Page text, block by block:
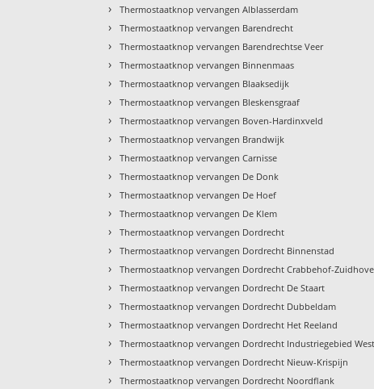
› Thermostaatknop vervangen Alblasserdam
› Thermostaatknop vervangen Barendrecht
› Thermostaatknop vervangen Barendrechtse Veer
› Thermostaatknop vervangen Binnenmaas
› Thermostaatknop vervangen Blaaksedijk
› Thermostaatknop vervangen Bleskensgraaf
› Thermostaatknop vervangen Boven-Hardinxveld
› Thermostaatknop vervangen Brandwijk
› Thermostaatknop vervangen Carnisse
› Thermostaatknop vervangen De Donk
› Thermostaatknop vervangen De Hoef
› Thermostaatknop vervangen De Klem
› Thermostaatknop vervangen Dordrecht
› Thermostaatknop vervangen Dordrecht Binnenstad
› Thermostaatknop vervangen Dordrecht Crabbehof-
› Thermostaatknop vervangen Dordrecht De Staart
› Thermostaatknop vervangen Dordrecht Dubbeldam
› Thermostaatknop vervangen Dordrecht Het Reeland
› Thermostaatknop vervangen Dordrecht Industriegebied West
› Thermostaatknop vervangen Dordrecht Nieuw-Krispijn
› Thermostaatknop vervangen Dordrecht Noordflank